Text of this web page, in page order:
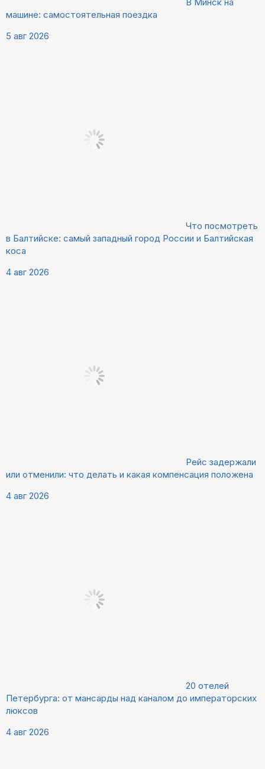
В Минск на
машине: самостоятельная поездка
5 авг 2026
Что посмотреть
в Балтийске: самый западный город России и Балтийская
коса
4 авг 2026
Рейс задержали
или отменили: что делать и какая компенсация положена
4 авг 2026
20 отелей
Петербурга: от мансарды над каналом до императорских
люксов
4 авг 2026